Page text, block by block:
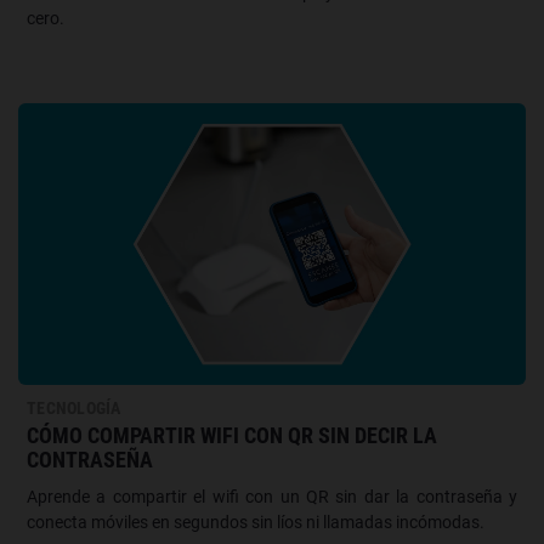
cero.
CÓMO COMPARTIR WIFI CON QR SIN DECIR LA
CONTRASEÑA
Aprende a compartir el wifi con un QR sin dar la contraseña y
conecta móviles en segundos sin líos ni llamadas incómodas.